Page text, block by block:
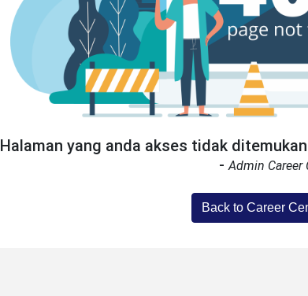
Halaman yang anda akses tidak
- Admin Career
Back to Career